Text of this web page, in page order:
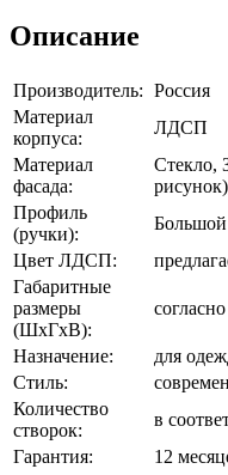
Описание
Производитель: Россия
Материал
корпуса:
ЛДСП
Материал
фасада:
Стекло,
Профиль
(ручки):
Цвет ЛДСП:
Габаритные
размеры
(ШхГхВ):
Назначение:
для
Стиль:
Количество
створок:
в
Гарантия:
12